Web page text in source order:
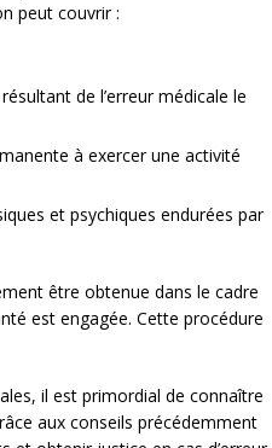
peut couvrir :
de l’erreur médicale le
à exercer une activité
et psychiques endurées par
être obtenue dans le cadre
est engagée. Cette procédure
il est primordial de connaître
aux conseils précédemment